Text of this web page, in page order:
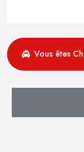
Vous êtes